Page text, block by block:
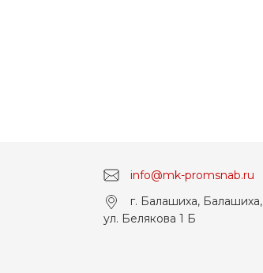
info@mk-promsnab.ru
г. Балашиха, Балашиха,
ул. Белякова 1 Б